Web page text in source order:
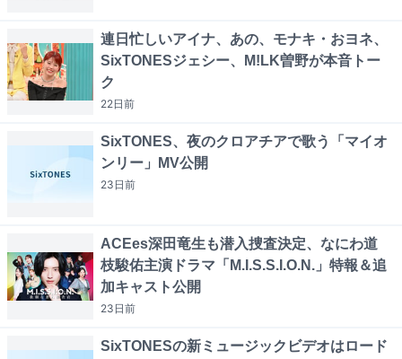
連日忙しいアイナ、あの、モナキ・おヨネ、
SixTONESジェシー、M!LK曽野が本音トー
ク
22日前
SixTONES、夜のクロアチアで歌う「マイオ
ンリー」MV公開
23日前
ACEes深田竜生も潜入捜査決定、なにわ道
枝駿佑主演ドラマ「M.I.S.S.I.O.N.」特報＆追
加キャスト公開
23日前
SixTONESの新ミュージックビデオはロード